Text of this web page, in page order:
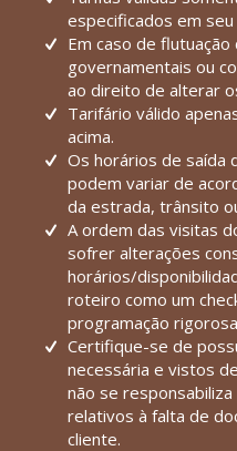
especificados em
Em caso de
governamentais ou
ao direito de alterar
Tarifário válido
acima.
Os horários de saída
podem variar de
da estrada, trânsito
A ordem das visitas
sofrer alterações
horários/
roteiro como um
programação
Certifique-se de
necessária e vistos
não se
relativos à falta de
cliente.